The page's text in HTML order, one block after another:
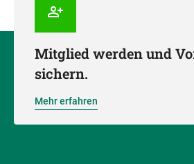
Mitglied werden und
sichern.
Mehr erfahren